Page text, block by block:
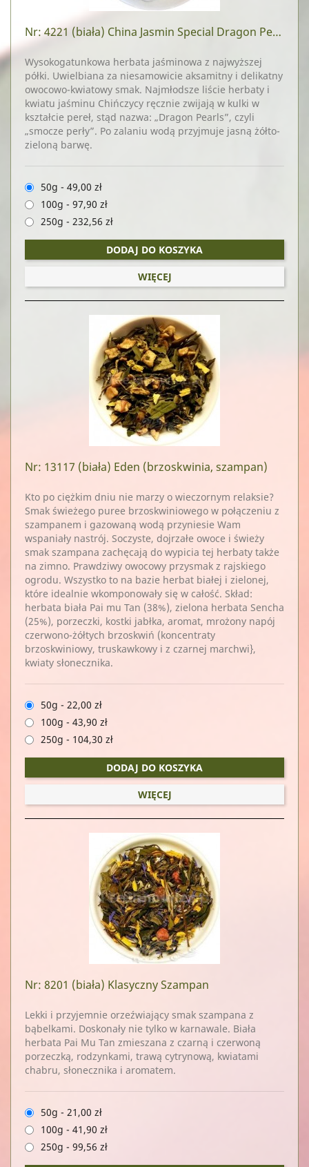
Nr: 4221 (biała) China Jasmin Special Dragon Pearls
Wysokogatunkowa herbata jaśminowa z najwyższej
półki. Uwielbiana za niesamowicie aksamitny i delikatny
owocowo-kwiatowy smak. Najmłodsze liście herbaty i
kwiatu jaśminu Chińczycy ręcznie zwijają w kulki w
kształcie pereł, stąd nazwa: „Dragon Pearls”, czyli
„smocze perły”. Po zalaniu wodą przyjmuje jasną żółto-
zieloną barwę.
50g - 49,00 zł
100g - 97,90 zł
250g - 232,56 zł
DODAJ DO KOSZYKA
WIĘCEJ
Nr: 13117 (biała) Eden (brzoskwinia, szampan)
Kto po ciężkim dniu nie marzy o wieczornym relaksie?
Smak świeżego puree brzoskwiniowego w połączeniu z
szampanem i gazowaną wodą przyniesie Wam
wspaniały nastrój. Soczyste, dojrzałe owoce i świeży
smak szampana zachęcają do wypicia tej herbaty także
na zimno. Prawdziwy owocowy przysmak z rajskiego
ogrodu. Wszystko to na bazie herbat białej i zielonej,
które idealnie wkomponowały się w całość. Skład:
herbata biała Pai mu Tan (38%), zielona herbata Sencha
(25%), porzeczki, kostki jabłka, aromat, mrożony napój
czerwono-żółtych brzoskwiń (koncentraty
brzoskwiniowy, truskawkowy i z czarnej marchwi},
kwiaty słonecznika.
50g - 22,00 zł
100g - 43,90 zł
250g - 104,30 zł
DODAJ DO KOSZYKA
WIĘCEJ
Nr: 8201 (biała) Klasyczny Szampan
Lekki i przyjemnie orzeźwiający smak szampana z
bąbelkami. Doskonały nie tylko w karnawale. Biała
herbata Pai Mu Tan zmieszana z czarną i czerwoną
porzeczką, rodzynkami, trawą cytrynową, kwiatami
chabru, słonecznika i aromatem.
50g - 21,00 zł
100g - 41,90 zł
250g - 99,56 zł